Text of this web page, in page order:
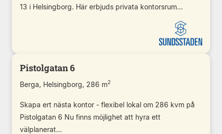
13 i Helsingborg. Här erbjuds privata kontorsrum...
Pistolgatan 6
Berga, Helsingborg, 286 m2
Skapa ert nästa kontor - flexibel lokal om 286 kvm på
Pistolgatan 6 Nu finns möjlighet att hyra ett
välplanerat...